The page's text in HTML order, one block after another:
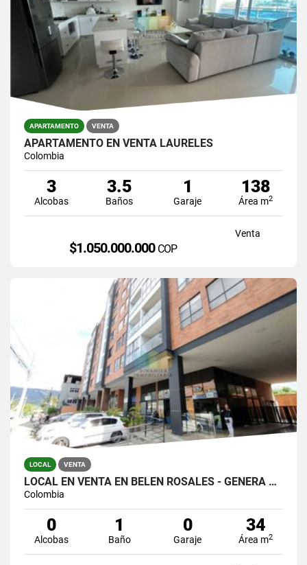
APARTAMENTO VENTA
APARTAMENTO EN VENTA LAURELES
Colombia
3
Alcobas
3.5
Baños
1
Garaje
138
Área m2
Venta
$1.050.000.000 COP
LOCAL VENTA
LOCAL EN VENTA EN BELEN ROSALES - GENERA RENTA
Colombia
0
Alcobas
1
Baño
0
Garaje
34
Área m2